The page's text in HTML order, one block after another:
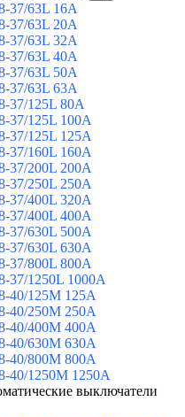
37/63L 16A
37/63L 20A
37/63L 32A
37/63L 40A
37/63L 50A
37/63L 63A
37/125L 80A
37/125L 100A
37/125L 125A
37/160L 160A
37/200L 200A
37/250L 250A
37/400L 320A
37/400L 400A
37/630L 500A
37/630L 630A
37/800L 800A
37/1250L 1000A
40/125M 125A
40/250M 250A
40/400M 400A
40/630М 630A
40/800M 800A
40/1250М 1250A
выключатели